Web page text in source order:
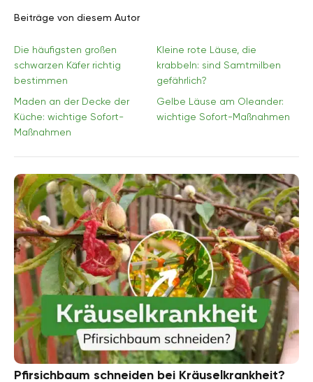
Beiträge von diesem Autor
Die häufigsten großen
schwarzen Käfer richtig
bestimmen
Kleine rote Läuse, die
krabbeln: sind Samtmilben
gefährlich?
Maden an der Decke der
Küche: wichtige Sofort-
Maßnahmen
Gelbe Läuse am Oleander:
wichtige Sofort-Maßnahmen
Pfirsichbaum schneiden bei Kräuselkrankheit?